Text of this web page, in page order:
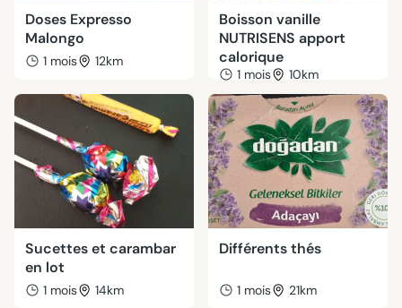
Doses Expresso
Malongo
1 mois 12km
Boisson vanille
NUTRISENS apport
calorique
1 mois 10km
Sucettes et carambar
en lot
1 mois 14km
Différents thés
1 mois 21km